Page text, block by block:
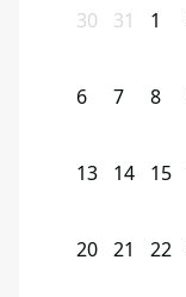
30 31 1
6 7 8
13 14 15
20 21 22